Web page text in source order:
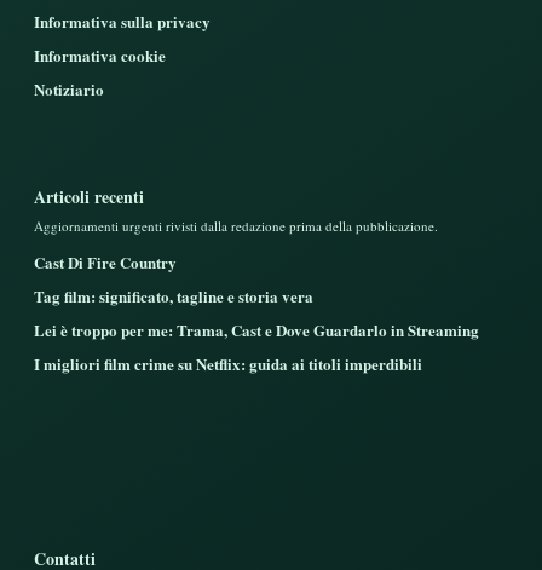
Informativa sulla privacy
Informativa cookie
Notiziario
Articoli recenti
Aggiornamenti urgenti rivisti dalla redazione prima della pubblicazione.
Cast Di Fire Country
Tag film: significato, tagline e storia vera
Lei è troppo per me: Trama, Cast e Dove Guardarlo in Streaming
I migliori film crime su Netflix: guida ai titoli imperdibili
Contatti